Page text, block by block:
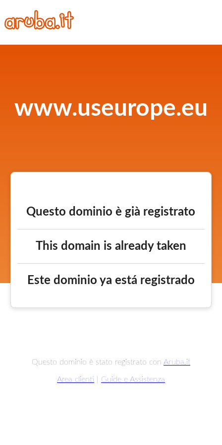
www.useurope.eu
Questo dominio è già registrato
This domain is already taken
Este dominio ya está registrado
Questo dominio è stato registrato con Aruba.it
Area clienti Guide e Assistenza